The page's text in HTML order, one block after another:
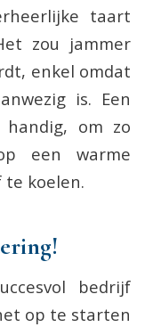
taart
zou jammer
enkel omdat
is. Een
om zo
een warme
te koelen.
bedrijf
op te starten